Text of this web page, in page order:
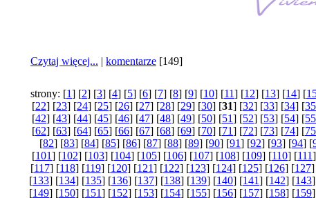
Czytaj więcej... | komentarze [149]
strony: [1] [2] [3] [4] [5] [6] [7] [8] [9] [10] [11] [12] [13] [14] [
[22] [23] [24] [25] [26] [27] [28] [29] [30] [31] [32] [33] [34] [35
[42] [43] [44] [45] [46] [47] [48] [49] [50] [51] [52] [53] [54] [55
[62] [63] [64] [65] [66] [67] [68] [69] [70] [71] [72] [73] [74] [75
[82] [83] [84] [85] [86] [87] [88] [89] [90] [91] [92] [93] [94] [
[101] [102] [103] [104] [105] [106] [107] [108] [109] [110] [111
[117] [118] [119] [120] [121] [122] [123] [124] [125] [126] [127]
[133] [134] [135] [136] [137] [138] [139] [140] [141] [142] [143
[149] [150] [151] [152] [153] [154] [155] [156] [157] [158] [159